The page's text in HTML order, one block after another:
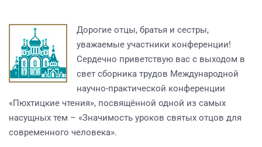
Дорогие отцы, братья и сестры,
уважаемые участники конференции!
Сердечно приветствую вас с выходом в
свет сборника трудов Международной
научно-практической конференции
«Пюхтицкие чтения», посвящённой одной из самых
насущных тем – «Значимость уроков святых отцов для
современного человека».